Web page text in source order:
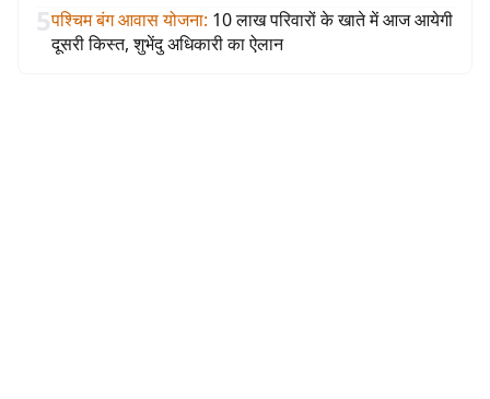
5पश्चिम बंग आवास योजना: 10 लाख परिवारों के खाते में आज आयेगी
दूसरी किस्त, शुभेंदु अधिकारी का ऐलान